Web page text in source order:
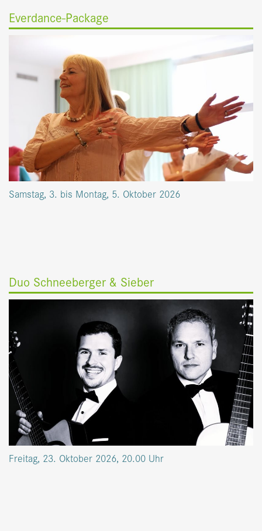
Everdance-Package
Samstag, 3. bis Montag, 5. Oktober 2026
Duo Schneeberger & Sieber
Freitag, 23. Oktober 2026, 20.00 Uhr